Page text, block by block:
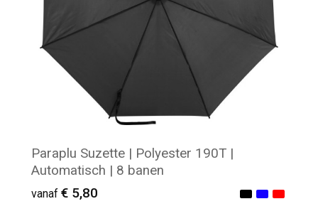
Paraplu Suzette | Polyester 190T |
Automatisch | 8 banen
vanaf € 5,80